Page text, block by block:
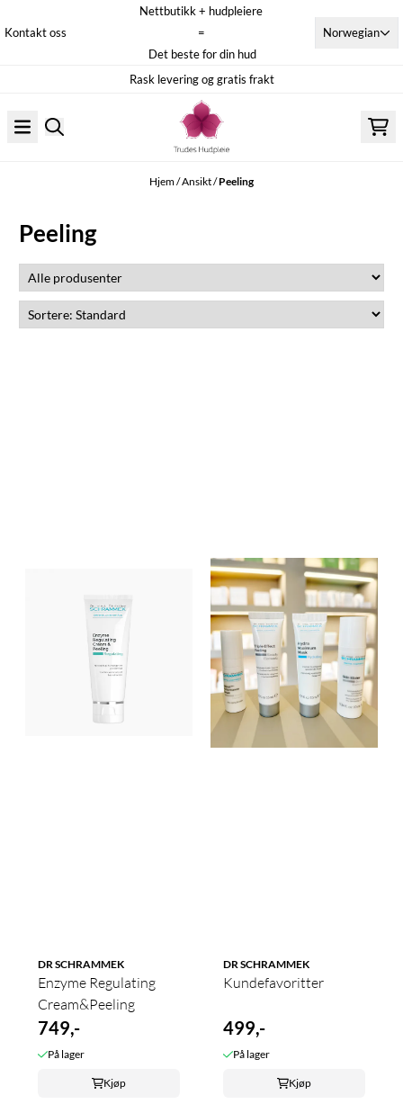
Kontakt oss
Nettbutikk + hudpleiere
=
Det beste for din hud
Norwegian
Rask levering og gratis frakt
Hjem/Ansikt/Peeling
Peeling
DR SCHRAMMEK
Enzyme Regulating
Cream&Peeling
749,-
På lager
Kjøp
DR SCHRAMMEK
Kundefavoritter
499,-
På lager
Kjøp